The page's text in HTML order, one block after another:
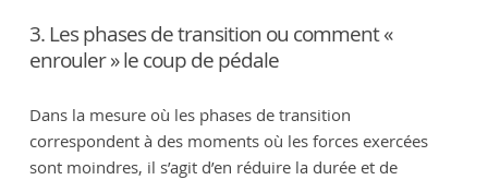
3. Les phases de transition ou comment «
enrouler » le coup de pédale
Dans la mesure où les phases de transition
correspondent à des moments où les forces exercées
sont moindres, il s’agit d’en réduire la durée et de